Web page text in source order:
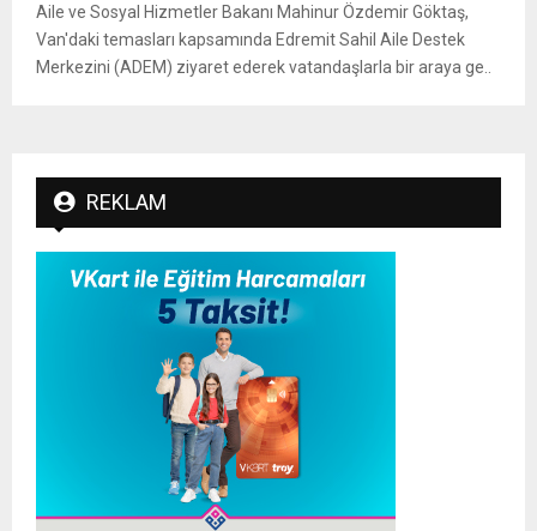
Aile ve Sosyal Hizmetler Bakanı Mahinur Özdemir Göktaş,
Van'daki temasları kapsamında Edremit Sahil Aile Destek
Merkezini (ADEM) ziyaret ederek vatandaşlarla bir araya ge..
REKLAM